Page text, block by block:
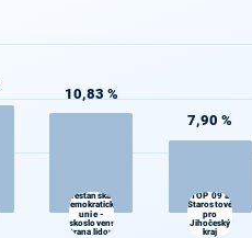
10,83 %
Křesťanská a
demokratická
unie -
Československá
strana lidová
7,90 %
TOP 09 a
Starostové
pro
Jihočeský
kraj